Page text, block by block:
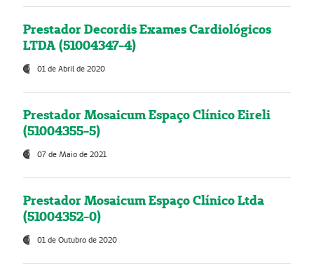
Prestador Decordis Exames Cardiológicos
LTDA (51004347-4)
01 de Abril de 2020
Prestador Mosaicum Espaço Clínico Eireli
(51004355-5)
07 de Maio de 2021
Prestador Mosaicum Espaço Clínico Ltda
(51004352-0)
01 de Outubro de 2020